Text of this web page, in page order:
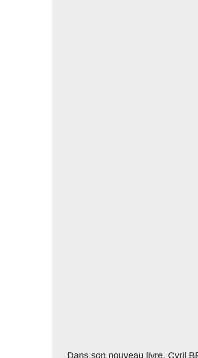
Dans son nouveau livre, Cyril